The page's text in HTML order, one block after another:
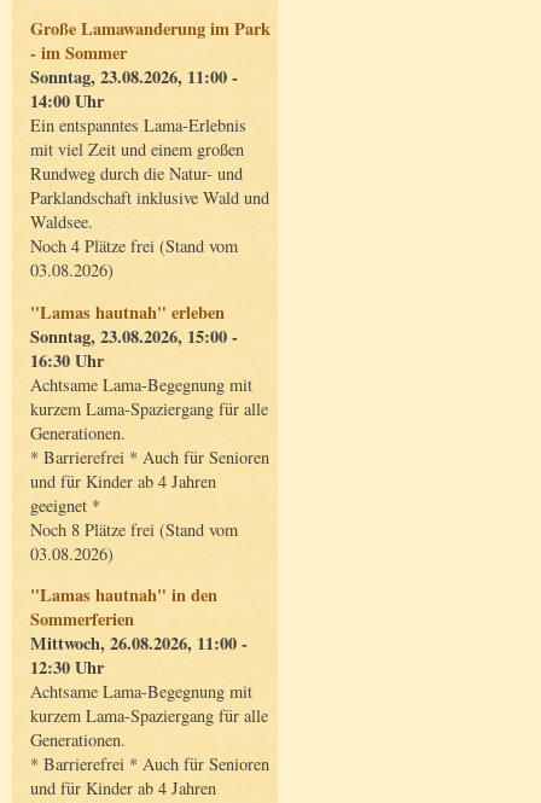
Große Lamawanderung im Park
- im Sommer
Sonntag, 23.08.2026, 11:00 -
14:00 Uhr
Ein entspanntes Lama-Erlebnis
mit viel Zeit und einem großen
Rundweg durch die Natur- und
Parklandschaft inklusive Wald und
Waldsee.
Noch 4 Plätze frei (Stand vom
03.08.2026)
"Lamas hautnah" erleben
Sonntag, 23.08.2026, 15:00 -
16:30 Uhr
Achtsame Lama-Begegnung mit
kurzem Lama-Spaziergang für alle
Generationen.
* Barrierefrei * Auch für Senioren
und für Kinder ab 4 Jahren
geeignet *
Noch 8 Plätze frei (Stand vom
03.08.2026)
"Lamas hautnah" in den
Sommerferien
Mittwoch, 26.08.2026, 11:00 -
12:30 Uhr
Achtsame Lama-Begegnung mit
kurzem Lama-Spaziergang für alle
Generationen.
* Barrierefrei * Auch für Senioren
und für Kinder ab 4 Jahren